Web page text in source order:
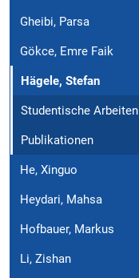
Gheibi, Parsa
Gökce, Emre Faik
Hägele, Stefan
Studentische Arbeiten
Publikationen
He, Xinguo
Heydari, Mahsa
Hofbauer, Markus
Li, Zishan